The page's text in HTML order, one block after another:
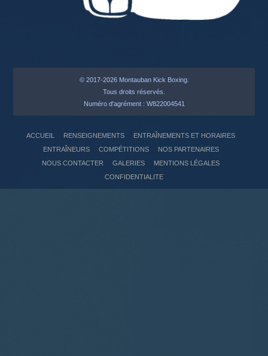
© 2017-2026 Montauban Kick Boxing.
Tous droits réservés.
Numéro d'agrément : W822004541
ACCUEIL RENSEIGNEMENTS
ENTRAÎNEMENTS ET HORAIRES
ENTRAÎNEURS
COMPÉTITIONS
NOS PARTENAIRES
NOUS CONTACTER
GALERIES
MENTIONS LÉGALES
CONFIDENTIALITE